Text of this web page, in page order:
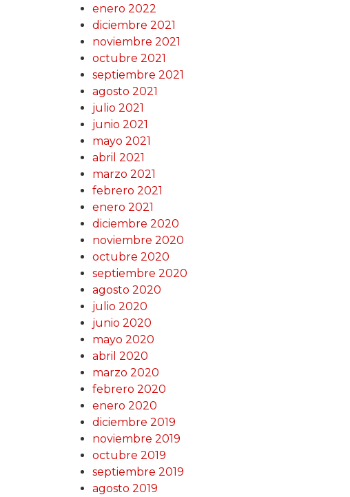
enero 2022
diciembre 2021
noviembre 2021
octubre 2021
septiembre 2021
agosto 2021
julio 2021
junio 2021
mayo 2021
abril 2021
marzo 2021
febrero 2021
enero 2021
diciembre 2020
noviembre 2020
octubre 2020
septiembre 2020
agosto 2020
julio 2020
junio 2020
mayo 2020
abril 2020
marzo 2020
febrero 2020
enero 2020
diciembre 2019
noviembre 2019
octubre 2019
septiembre 2019
agosto 2019